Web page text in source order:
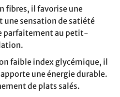
fibres, il favorise une
sensation de satiété
parfaitement au petit-
faible index glycémique, il
une énergie durable.
de plats salés.